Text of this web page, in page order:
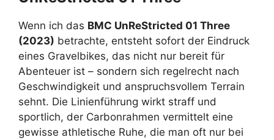
Wenn ich das BMC UnReStricted 01 Three
(2023) betrachte, entsteht sofort der Eindruck
eines Gravelbikes, das nicht nur bereit für
Abenteuer ist – sondern sich regelrecht nach
Geschwindigkeit und anspruchsvollem Terrain
sehnt. Die Linienführung wirkt straff und
sportlich, der Carbonrahmen vermittelt eine
gewisse athletische Ruhe, die man oft nur bei